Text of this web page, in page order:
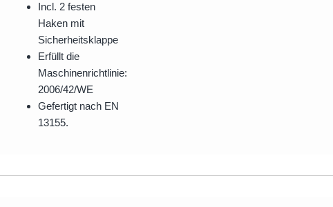
Incl. 2 festen
Haken mit
Sicherheitsklappe
Erfüllt die
Maschinenrichtlinie:
2006/42/WE
Gefertigt nach EN
13155.